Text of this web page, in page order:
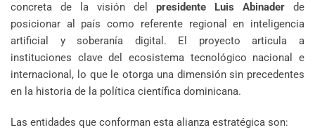
concreta de la visión del presidente Luis Abinader de
posicionar al país como referente regional en inteligencia
artificial y soberanía digital. El proyecto articula a
instituciones clave del ecosistema tecnológico nacional e
internacional, lo que le otorga una dimensión sin precedentes
en la historia de la política científica dominicana.
Las entidades que conforman esta alianza estratégica son: